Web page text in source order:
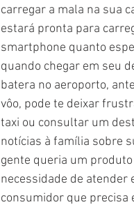
carregar a mala na sua
estará pronta para
smartphone quanto
quando chegar em seu
batera no aeroporto,
vôo, pode te deixar
taxi ou consultar um
notícias à família sobre
gente queria um
necessidade de atender
consumidor que precisa